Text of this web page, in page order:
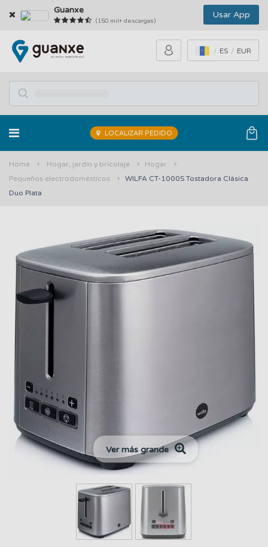
Guanxe
(150 mil+ descargas)
Usar App
ES EUR
LOCALIZAR PEDIDO
Home Hogar, jardín y bricolaje
Hogar
Pequeños electrodomésticos
WILFA CT-1000S Tostadora Clásica
Duo Plata
Ver más grande